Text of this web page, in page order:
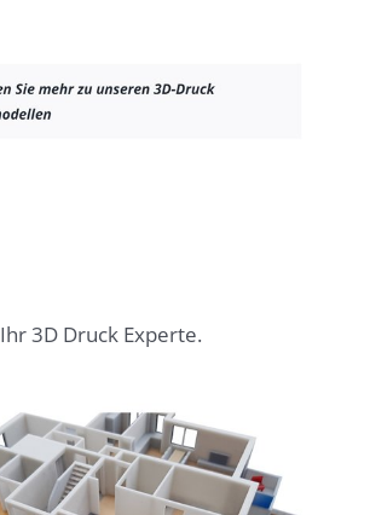
Ihr 3D Druck Experte.